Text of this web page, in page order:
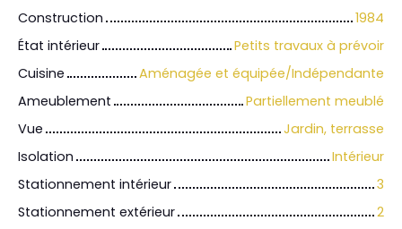
Construction
1984
État intérieur
Petits travaux à prévoir
Cuisine
Aménagée et équipée/Indépendante
Ameublement
Partiellement meublé
Vue
Jardin, terrasse
Isolation
Intérieur
Stationnement intérieur
3
Stationnement extérieur
2